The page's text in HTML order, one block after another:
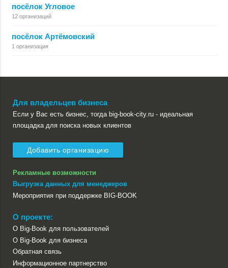
посёлок Угловое
12 организаций
посёлок Артёмовский
1 организация
Для владельцев бизнеса
Если у Вас есть бизнес, тогда big-book-city.ru - идеальная
площадка для поиска новых клиентов
Добавить организацию
Рекламные возможности
Выгрузка данных для менеджеров
Мероприятия при поддержке BIG-BOOK
О проекте:
О Big-Book для пользователей
О Big-Book для бизнеса
Обратная связь
Информационное партнерство